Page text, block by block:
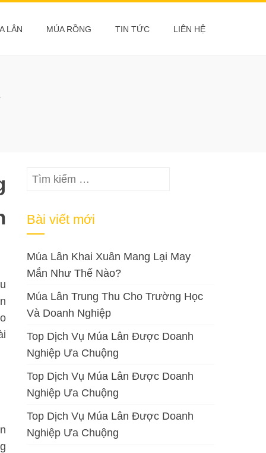
LÂN MÚA RỒNG TIN TỨC LIÊN HỆ
Tìm
Bài viết mới
Múa Lân Khai Xuân Mang Lại May
Mắn Như Thế Nào?
Múa Lân Trung Thu Cho Trường Học
Và Doanh Nghiệp
Top Dịch Vụ Múa Lân Được Doanh
Nghiệp Ưa Chuộng
Top Dịch Vụ Múa Lân Được Doanh
Nghiệp Ưa Chuộng
Top Dịch Vụ Múa Lân Được Doanh
Nghiệp Ưa Chuộng